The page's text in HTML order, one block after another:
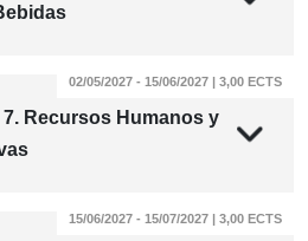
Recursos Humanos y
02/05/2027 - 15/06/2027 | 3,00 ECTS
15/06/2027 - 15/07/2027 | 3,00 ECTS